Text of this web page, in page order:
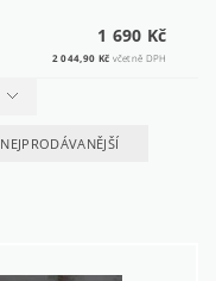
1 690 Kč
2 044,90 Kč včetně DPH
NEJPRODÁVANĚJŠÍ